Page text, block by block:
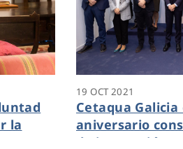
la
19 OCT 2021
Cetaqua Galicia
aniversario
de innovación